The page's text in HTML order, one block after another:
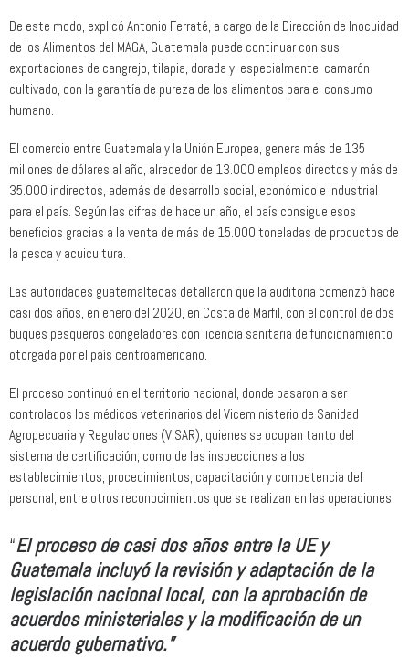
De este modo, explicó Antonio Ferraté, a cargo de la Dirección de Inocuidad
de los Alimentos del MAGA, Guatemala puede continuar con sus
exportaciones de cangrejo, tilapia, dorada y, especialmente, camarón
cultivado, con la garantía de pureza de los alimentos para el consumo
humano.
El comercio entre Guatemala y la Unión Europea, genera más de 135
millones de dólares al año, alrededor de 13.000 empleos directos y más de
35.000 indirectos, además de desarrollo social, económico e industrial
para el país. Según las cifras de hace un año, el país consigue esos
beneficios gracias a la venta de más de 15.000 toneladas de productos de
la pesca y acuicultura.
Las autoridades guatemaltecas detallaron que la auditoria comenzó hace
casi dos años, en enero del 2020, en Costa de Marfil, con el control de dos
buques pesqueros congeladores con licencia sanitaria de funcionamiento
otorgada por el país centroamericano.
El proceso continuó en el territorio nacional, donde pasaron a ser
controlados los médicos veterinarios del Viceministerio de Sanidad
Agropecuaria y Regulaciones (VISAR), quienes se ocupan tanto del
sistema de certificación, como de las inspecciones a los
establecimientos, procedimientos, capacitación y competencia del
personal, entre otros reconocimientos que se realizan en las operaciones.
“El proceso de casi dos años entre la UE y
Guatemala incluyó la revisión y adaptación de la
legislación nacional local, con la aprobación de
acuerdos ministeriales y la modificación de un
acuerdo gubernativo.”